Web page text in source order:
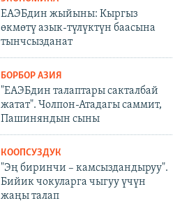
ЕАЭБдин жыйыны: Кыргыз
өкмөтү азык-түлүктүн баасына
тынчсызданат
БОРБОР АЗИЯ
"ЕАЭБдин талаптары сакталбай
жатат". Чолпон-Атадагы саммит,
Пашиняндын сыны
КООПСУЗДУК
"Эң биринчи – камсыздандыруу".
Бийик чокуларга чыгуу үчүн
жаңы талап